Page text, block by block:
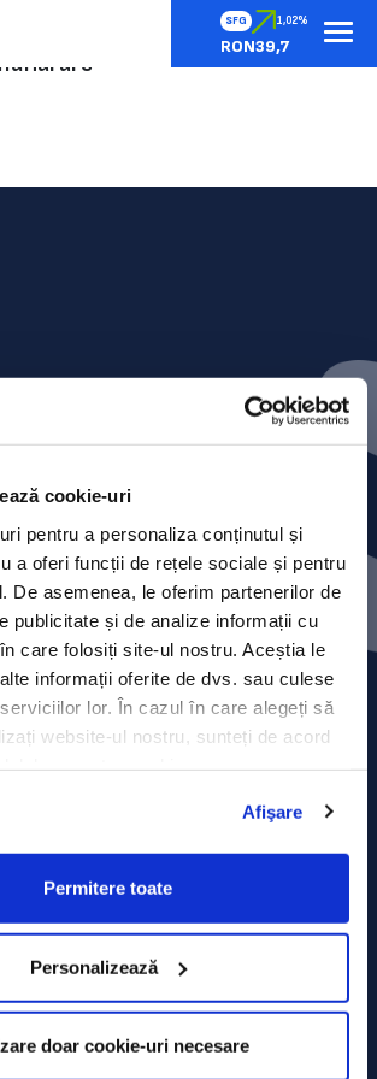
cookie-uri
pentru a personaliza conținutul și
a oferi funcții de rețele sociale și pentru
De asemenea, le oferim partenerilor de
publicitate și de analize informații cu
care folosiți site-ul nostru. Aceștia le
informații oferite de dvs. sau culese
lor. În cazul în care alegeți să
website-ul nostru, sunteți de acord
Afişare
Permitere toate
Personalizează
doar cookie-uri necesare
SFG 1,02%
RON39,7
a datelor